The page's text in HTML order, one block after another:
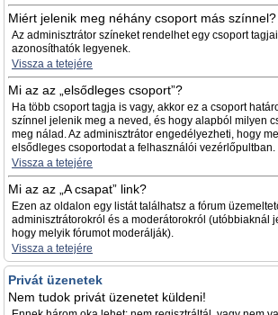
Miért jelenik meg néhány csoport más színnel?
Az adminisztrátor színeket rendelhet egy csoport
azonosíthatók legyenek.
Vissza a tetejére
Mi az az „elsődleges csoport”?
Ha több csoport tagja is vagy, akkor ez a csoport
színnel jelenik meg a neved, és hogy alapból milyen
meg nálad. Az adminisztrátor engedélyezheti, hogy
elsődleges csoportodat a felhasználói vezérlőpultban.
Vissza a tetejére
Mi az az „A csapat” link?
Ezen az oldalon egy listát találhatsz a fórum
adminisztrátorokról és a moderátorokról (utóbbiaknál
hogy melyik fórumot moderálják).
Vissza a tetejére
Privát üzenetek
Nem tudok privát üzenetet küldeni!